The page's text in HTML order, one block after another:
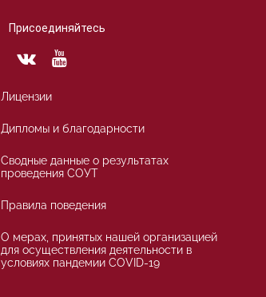
Присоединяйтесь
Лицензии
Дипломы и благодарности
Сводные данные о результатах
проведения СОУТ
Правила поведения
О мерах, принятых нашей организацией
для осуществления деятельности в
условиях пандемии COVID-19